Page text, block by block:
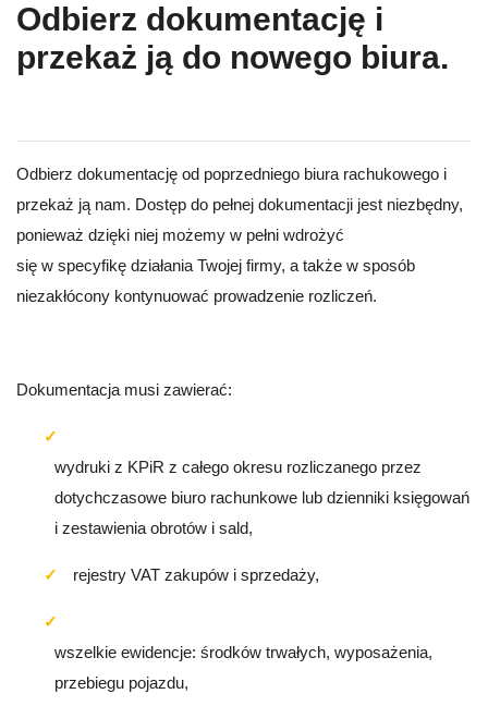
Odbierz dokumentację i
przekaż ją do nowego biura.
Odbierz dokumentację od poprzedniego biura rachukowego i
przekaż ją nam. Dostęp do pełnej dokumentacji jest niezbędny,
ponieważ dzięki niej możemy w pełni wdrożyć
się w specyfikę działania Twojej firmy, a także w sposób
niezakłócony kontynuować prowadzenie rozliczeń.
Dokumentacja musi zawierać:
wydruki z KPiR z całego okresu rozliczanego przez
dotychczasowe biuro rachunkowe lub dzienniki księgowań
i zestawienia obrotów i sald,
rejestry VAT zakupów i sprzedaży,
wszelkie ewidencje: środków trwałych, wyposażenia,
przebiegu pojazdu,